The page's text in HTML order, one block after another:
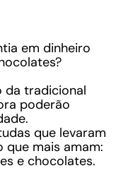
em dinheiro
da tradicional
poderão
que levaram
que mais amam:
e chocolates.